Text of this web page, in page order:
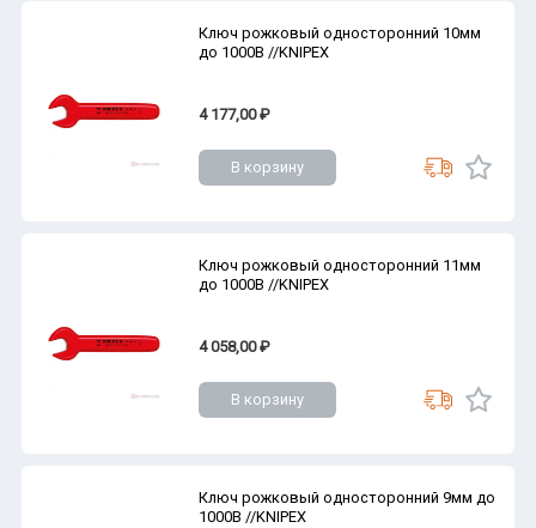
Ключ рожковый односторонний 10мм
до 1000В //KNIPEX
4 177,00 ₽
В корзину
Ключ рожковый односторонний 11мм
до 1000В //KNIPEX
4 058,00 ₽
В корзину
Ключ рожковый односторонний 9мм до
1000В //KNIPEX